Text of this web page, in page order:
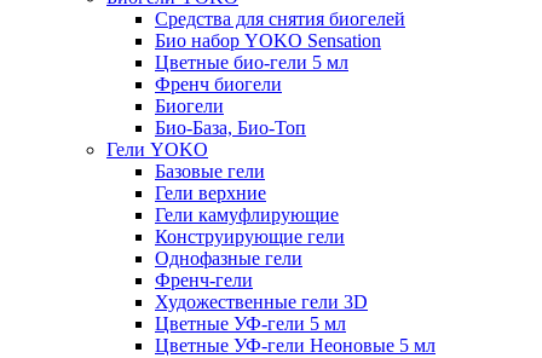
Средства для снятия биогелей
Био набор YOKO Sensation
Цветные био-гели 5 мл
Френч биогели
Биогели
Био-База, Био-Топ
Гели YOKO
Базовые гели
Гели верхние
Гели камуфлирующие
Конструирующие гели
Однофазные гели
Френч-гели
Художественные гели 3D
Цветные УФ-гели 5 мл
Цветные УФ-гели Неоновые 5 мл